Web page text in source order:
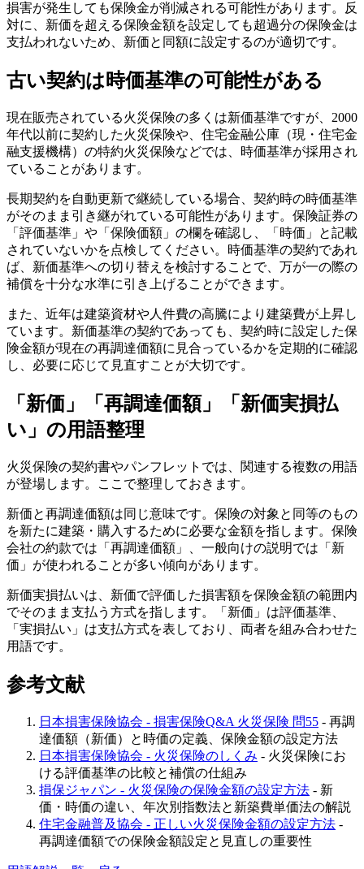
損害が発生しても保険金が削減される可能性があります。反
対に、新価を超える保険金額を設定しても超過分の保険金は
支払われないため、新価と同額に設定するのが適切です。
古い契約は時価基準の可能性がある
現在販売されている火災保険の多くは新価基準ですが、2000
年代以前に契約した火災保険や、住宅金融公庫（現・住宅金
融支援機構）の特約火災保険などでは、時価基準が採用され
ていることがあります。
長期契約を自動更新で継続している場合、契約時の時価基準
がそのまま引き継がれている可能性があります。保険証券の
「評価基準」や「保険価額」の欄を確認し、「時価」と記載
されていないかを点検してください。時価基準の契約であれ
ば、新価基準への切り替えを検討することで、万が一の際の
補償を十分な水準に引き上げることができます。
また、近年は建築資材や人件費の高騰により建築費が上昇し
ています。新価基準の契約であっても、契約時に設定した保
険金額が現在の再調達価額に見合っているかを定期的に確認
し、必要に応じて見直すことが大切です。
「新価」「再調達価額」「新価実損払
い」の用語整理
火災保険の契約書やパンフレットでは、関連する複数の用語
が登場します。ここで整理しておきます。
新価と再調達価額は同じ意味です。保険の対象と同等のもの
を新たに建築・購入するために必要な金額を指します。保険
会社の約款では「再調達価額」、一般向けの説明では「新
価」が使われることが多い傾向があります。
新価実損払いは、新価で評価した損害額を保険金額の範囲内
でそのまま支払う方式を指します。「新価」は評価基準、
「実損払い」は支払方式を表しており、両者を組み合わせた
用語です。
参考文献
日本損害保険協会 - 損害保険Q&A 火災保険 問55 - 再調
達価額（新価）と時価の定義、保険金額の設定方法
日本損害保険協会 - 火災保険のしくみ - 火災保険にお
ける評価基準の比較と補償の仕組み
損保ジャパン - 火災保険の保険金額の設定方法 - 新
価・時価の違い、年次別指数法と新築費単価法の解説
住宅金融普及協会 - 正しい火災保険金額の設定方法 -
再調達価額での保険金額設定と見直しの重要性